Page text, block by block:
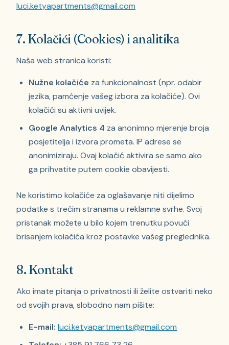
luci.ketyapartments@gmail.com
7. Kolačići (Cookies) i analitika
Naša web stranica koristi:
Nužne kolačiće za funkcionalnost (npr. odabir
jezika, pamćenje vašeg izbora za kolačiće). Ovi
kolačići su aktivni uvijek.
Google Analytics 4 za anonimno mjerenje broja
posjetitelja i izvora prometa. IP adrese se
anonimiziraju. Ovaj kolačić aktivira se samo ako
ga prihvatite putem cookie obavijesti.
Ne koristimo kolačiće za oglašavanje niti dijelimo
podatke s trećim stranama u reklamne svrhe. Svoj
pristanak možete u bilo kojem trenutku povući
brisanjem kolačića kroz postavke vašeg preglednika.
8. Kontakt
Ako imate pitanja o privatnosti ili želite ostvariti neko
od svojih prava, slobodno nam pišite:
E-mail: luci.ketyapartments@gmail.com